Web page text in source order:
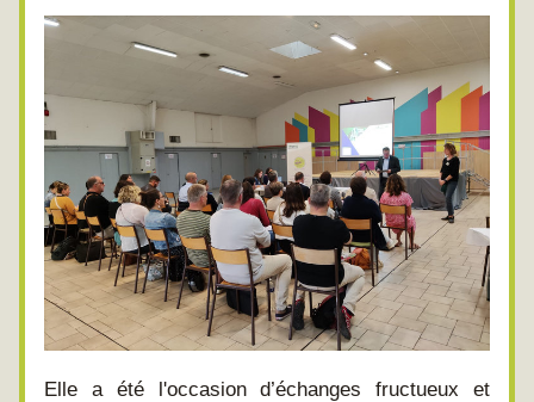
Elle a été l'occasion d’échanges fructueux et